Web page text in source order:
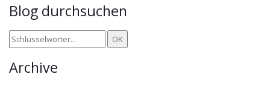
Blog durchsuchen
Archive